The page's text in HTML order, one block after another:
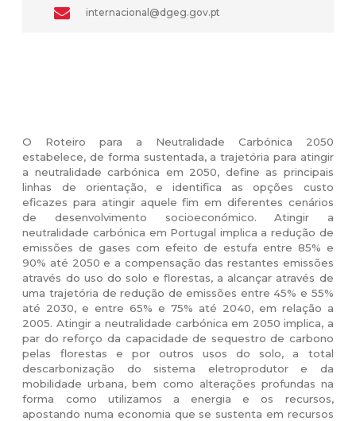
internacional@dgeg.gov.pt
O Roteiro para a Neutralidade Carbónica 2050
estabelece, de forma sustentada, a trajetória para atingir
a neutralidade carbónica em 2050, define as principais
linhas de orientação, e identifica as opções custo
eficazes para atingir aquele fim em diferentes cenários
de desenvolvimento socioeconómico. Atingir a
neutralidade carbónica em Portugal implica a redução de
emissões de gases com efeito de estufa entre 85% e
90% até 2050 e a compensação das restantes emissões
através do uso do solo e florestas, a alcançar através de
uma trajetória de redução de emissões entre 45% e 55%
até 2030, e entre 65% e 75% até 2040, em relação a
2005. Atingir a neutralidade carbónica em 2050 implica, a
par do reforço da capacidade de sequestro de carbono
pelas florestas e por outros usos do solo, a total
descarbonização do sistema eletroprodutor e da
mobilidade urbana, bem como alterações profundas na
forma como utilizamos a energia e os recursos,
apostando numa economia que se sustenta em recursos